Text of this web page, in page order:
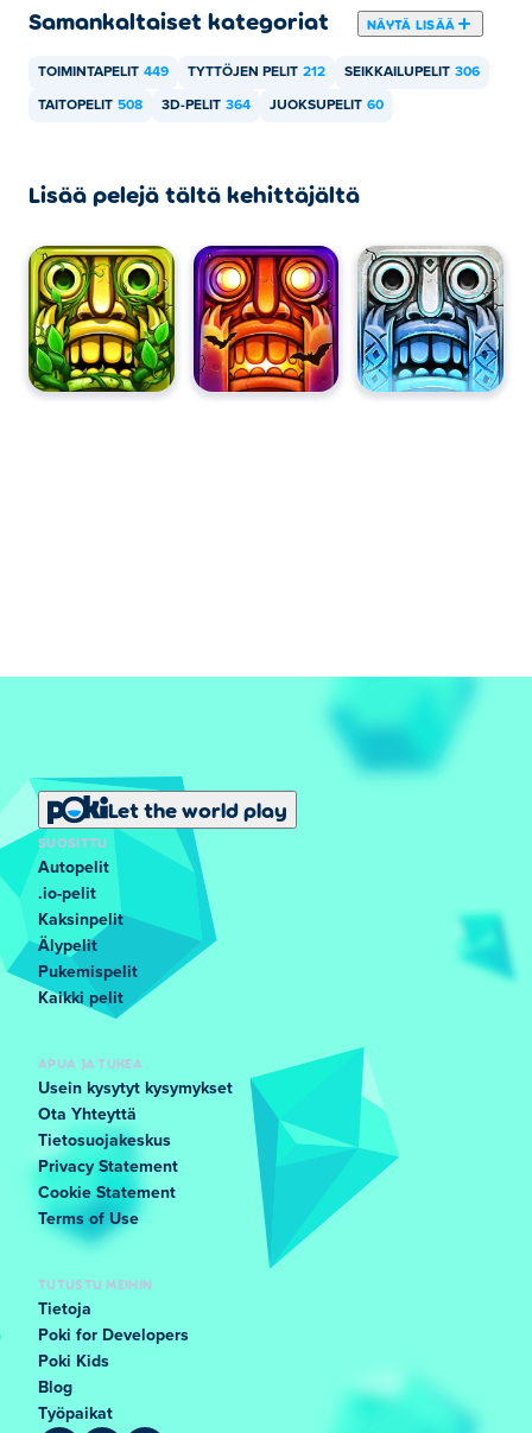
Samankaltaiset kategoriat NÄYTÄ LISÄÄ
TOIMINTAPELIT 449 TYTTÖJEN PELIT 212 SEIKKAILUPELIT 306
TAITOPELIT 508 3D-PELIT 364 JUOKSUPELIT 60
Lisää pelejä tältä kehittäjältä
Let the world play
SUOSITTU
Autopelit
.io-pelit
Kaksinpelit
Älypelit
Pukemispelit
Kaikki pelit
APUA JA TUKEA
Usein kysytyt kysymykset
Ota Yhteyttä
Tietosuojakeskus
Privacy Statement
Cookie Statement
Terms of Use
TUTUSTU MEIHIN
Tietoja
Poki for Developers
Poki Kids
Blog
Työpaikat